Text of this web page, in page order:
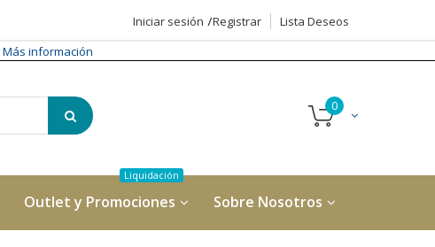
Iniciar sesión Registrar
Lista Deseos
Más información
Outlet y Promociones Sobre Nosotros